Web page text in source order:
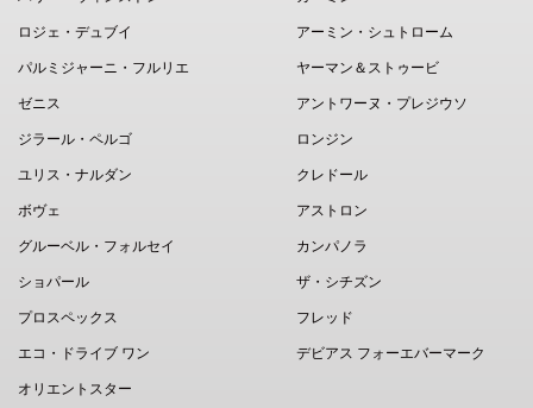
ロジェ・デュブイ
パルミジャーニ・フルリエ
ゼニス
ジラール・ペルゴ
ユリス・ナルダン
ボヴェ
グルーベル・フォルセイ
ショパール
アーミン・シュトローム
ヤーマン＆ストゥービ
アントワーヌ・プレジウソ
ロンジン
クレドール
アストロン
カンパノラ
ザ・シチズン
プロスペックス
エコ・ドライブ ワン
オリエントスター
フレッド
デビアス フォーエバーマーク